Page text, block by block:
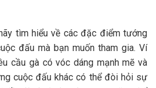
tìm hiểu về các đặc điểm tướng
đấu mà bạn muốn tham gia. Ví
cầu gà có vóc dáng mạnh mẽ và
cuộc đấu khác có thể đòi hỏi sự